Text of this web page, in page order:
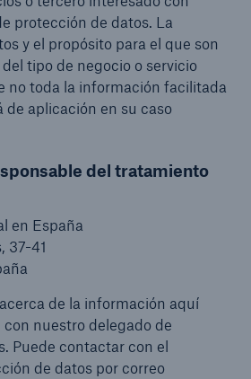
protección de datos. La
y el propósito para el que son
tipo de negocio o servicio
no toda la información facilitada
de aplicación en su caso
del tratamiento
en España
37-41
de la información aquí
nuestro delegado de
Puede contactar con el
de datos por correo